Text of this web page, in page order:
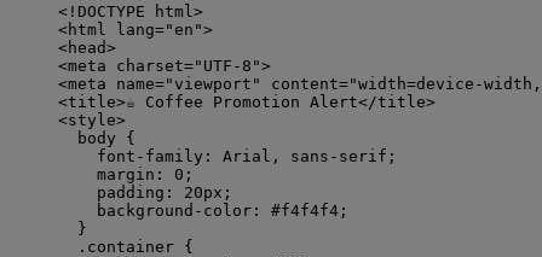
<! DOCTYPE html >
<html lang=" en ">
<head>
<meta charset=" UTF-8 ">
<meta name=" viewport " content="width=device-
<title>☕ Coffee Promotion Alert</title>
<style>
body {
font-family : Arial , sans-serif ;
margin : 0 ;
padding : 20px ;
background-color : #f4f4f4 ;
}
.container {